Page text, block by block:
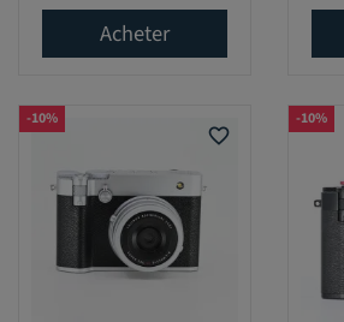
Acheter
favorite_border
-10% -10%